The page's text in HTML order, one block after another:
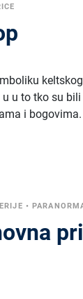
u to tko su
i bogovima.
•